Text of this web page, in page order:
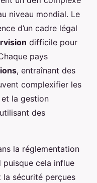
niveau mondial. Le
d’un cadre légal
difficile pour
pays
, entraînant des
complexifier les
la gestion
des
la réglementation
cela influe
sécurité perçues